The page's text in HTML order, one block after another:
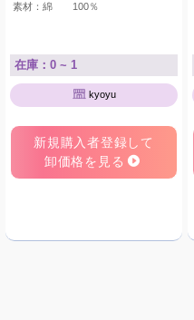
素材：綿 100％
在庫：0 ~ 1
kyoyu
新規購入者登録して
卸価格を見る